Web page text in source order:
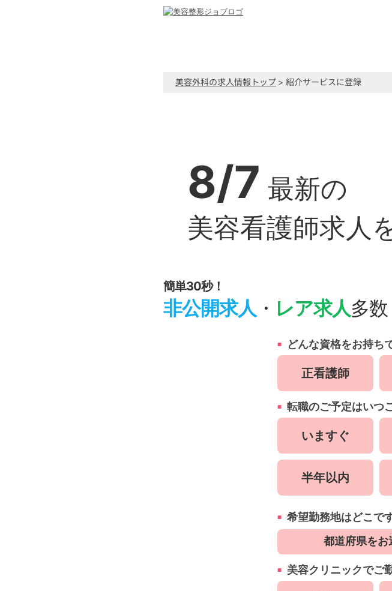
美容外科の求人情報トップ > 紹介サービスに登録
8/7 最新の
美容看護師求人
簡単30秒！
非公開求人 ・ レア求人多
どんな資格をお持ち
正看護師
転職のご予定はいつ
いますぐ
半年以内
希望勤務地はどこで
美容クリニックでご